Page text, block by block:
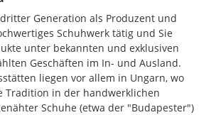
Generation als Produzent und
Schuhwerk tätig und Sie
unter bekannten und exklusiven
Geschäften im In- und Ausland.
liegen vor allem in Ungarn, wo
Tradition in der handwerklichen
Schuhe (etwa der "Budapester")